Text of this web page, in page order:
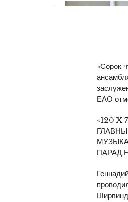
«Сорок
ЕАО
«120 X
ПАРАД